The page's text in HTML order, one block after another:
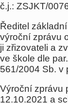
č.j.: ZSJKT/
Ředitel
výroční zprávu
ji zřizovateli a
ve škole dle
561/2004 Sb. v
Výroční zprávu
12.10.2021 a